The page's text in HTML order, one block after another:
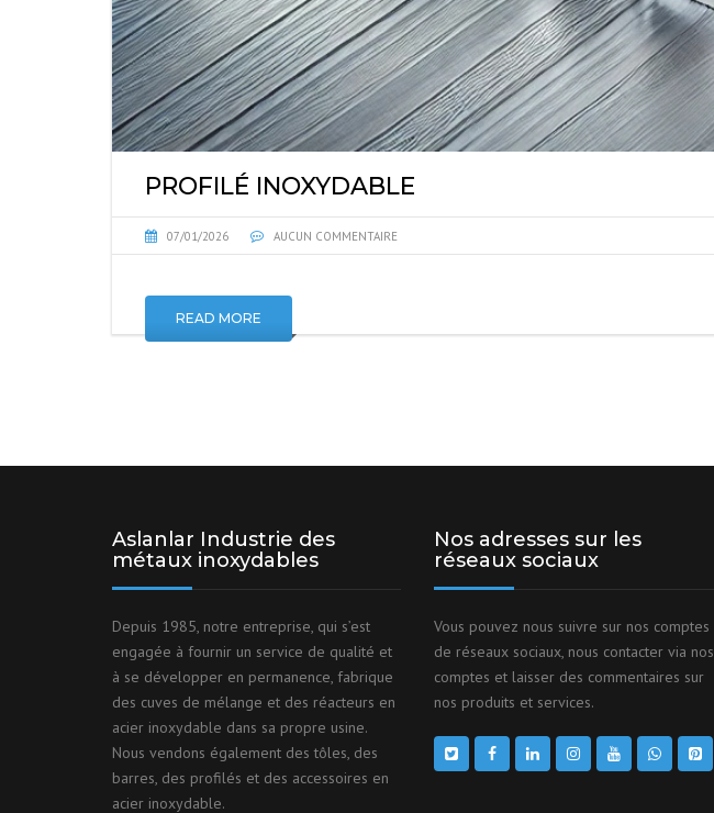
PROFILÉ INOXYDABLE
07/01/2026 AUCUN COMMENTAIRE
READ MORE
Aslanlar Industrie des
métaux inoxydables
Depuis 1985, notre entreprise, qui s’est
engagée à fournir un service de qualité et
à se développer en permanence, fabrique
des cuves de mélange et des réacteurs en
acier inoxydable dans sa propre usine.
Nous vendons également des tôles, des
barres, des profilés et des accessoires en
acier inoxydable.
Nos adresses sur les
réseaux sociaux
Vous pouvez nous suivre sur nos comptes
de réseaux sociaux, nous contacter via nos
comptes et laisser des commentaires sur
nos produits et services.